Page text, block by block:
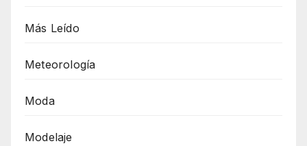
Más Leído
Meteorología
Moda
Modelaje